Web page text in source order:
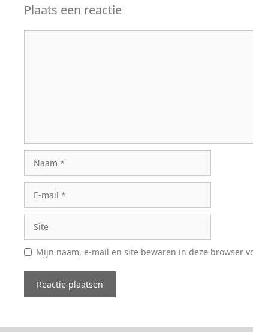
Plaats een reactie
mail
Mijn naam, e-mail en site bewaren in deze browser